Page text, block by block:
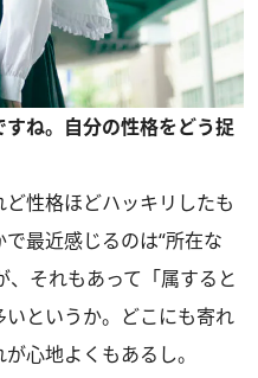
ね。自分の性格をどう捉
性格ほどハッキリしたも
最近感じるのは“所在な
、それもあって「属すると
というか。どこにも寄れ
心地よくもあるし。